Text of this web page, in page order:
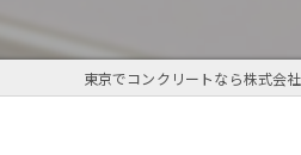
東京でコンクリートなら株式会